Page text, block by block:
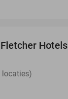
Hotels
locaties)